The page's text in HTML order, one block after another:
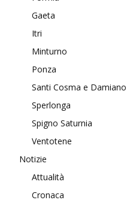
Gaeta
Itri
Minturno
Ponza
Santi Cosma e Damiano
Sperlonga
Spigno Saturnia
Ventotene
Notizie
Attualità
Cronaca